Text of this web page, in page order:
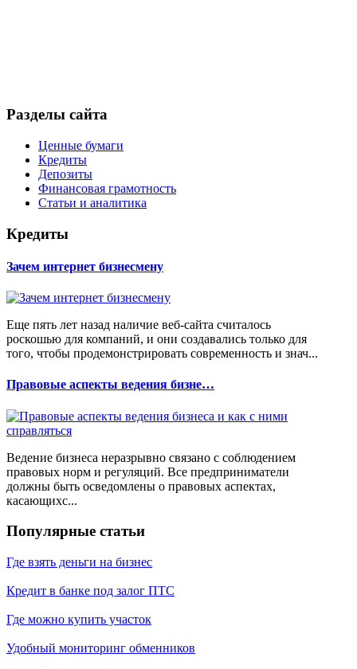
Разделы сайта
Ценные бумаги
Кредиты
Депозиты
Финансовая грамотность
Статьи и аналитика
Кредиты
Зачем интернет бизнесмену
Еще пять лет назад наличие веб-сайта считалось
роскошью для компаний, и они создавались только для
того, чтобы продемонстрировать современность и знач...
Правовые аспекты ведения бизне…
Ведение бизнеса неразрывно связано с соблюдением
правовых норм и регуляций. Все предприниматели
должны быть осведомлены о правовых аспектах,
касающихс...
Популярные статьи
Где взять деньги на бизнес
Кредит в банке под залог ПТС
Где можно купить участок
Удобный мониторинг обменников